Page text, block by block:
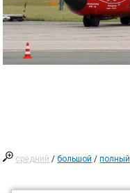
средний /большой /полный